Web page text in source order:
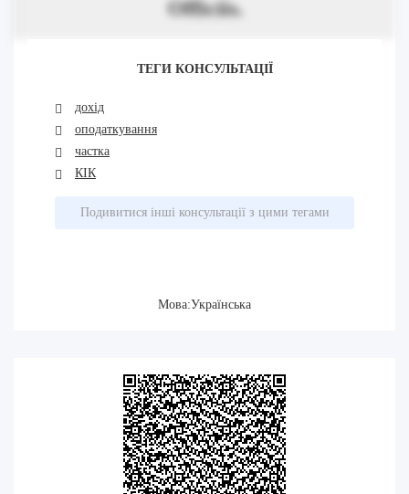
Officiis.
ТЕГИ КОНСУЛЬТАЦІЇ
дохід
оподаткування
частка
КІК
Подивитися інші консультації з цими тегами
Мова:Українська